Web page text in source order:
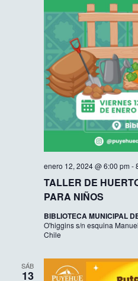
TALLER DE
PARA NIÑOS
enero 12, 2024 @ 6:00 pm -
BIBLIOTECA MUNICIPAL
O'higgins s/n esquina
Chile
SÁB
13